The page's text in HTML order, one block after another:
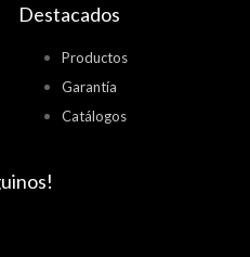
Destacados
Productos
Garantía
Catálogos